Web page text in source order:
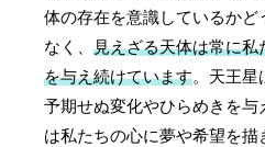
体の存在を意識しているかど
なく、見えざる天体は常に私
を与え続けています。天王星
予期せぬ変化やひらめきを与
は私たちの心に夢や希望を描